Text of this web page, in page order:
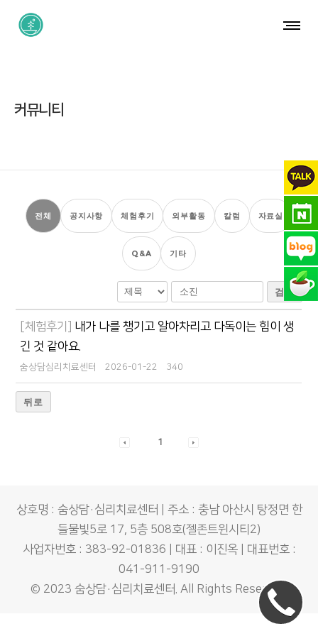
커뮤니티
전체 공지사항 체험후기 외부활동 칼럼 자료실
Q&A 기타
검색
[체험후기]
내가 나를 챙기고 알아차리고 다독이는 힘이 생
긴 것 같아요.
숨상담심리치료센터 2026-01-22 340
뒤로
1
상호명 : 숨상담·심리치료센터 | 주소 : 충남 아산시 탕정면 한
들물빛5로 17, 5층 508호(젤존트윈시티2)
사업자번호 : 383-92-01836 | 대표 : 이진옥 | 대표번호 :
041-911-9190
© 2023 숨상담·심리치료센터. All Rights Reserved.